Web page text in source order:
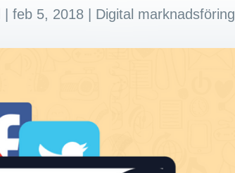
feb 5, 2018 Digital marknadsföring